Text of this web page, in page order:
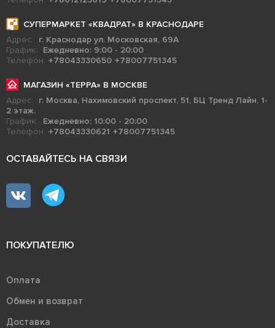
СУПЕРМАРКЕТ «КВАДРАТ» В КРАСНОДАРЕ
Адрес:
г. Краснодар ул. Московская, 69А
График:
Ежедневно: 9:00 - 20:00
Телефон: +78043330650 +78007751345
МАГАЗИН «ТЕРРА» В МОСКВЕ
Адрес:
г. Москва, Нахимовский проспект, 51, БЦ Тренд Лайн, 1-
2 этаж.
График:
Ежедневно: 10:00 - 20:00
Телефон: +78043330621 +78007751345
ОСТАВАЙТЕСЬ НА СВЯЗИ
ПОКУПАТЕЛЮ
Оплата
Обмен и возврат
Доставка